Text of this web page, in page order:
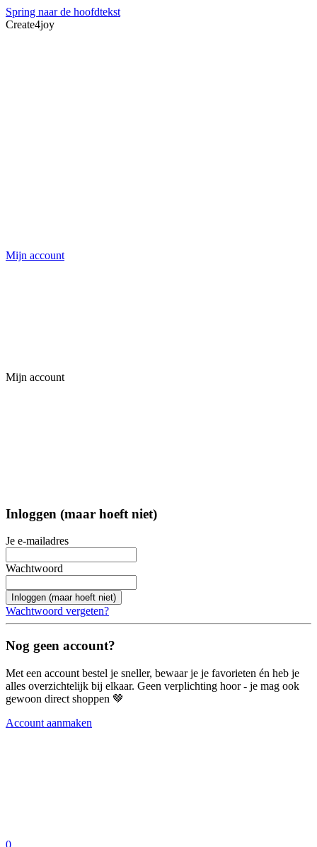
Spring naar de hoofdtekst
Create4joy
Mijn account
Mijn account
Inloggen (maar hoeft niet)
Je e-mailadres
Wachtwoord
Inloggen (maar hoeft niet)
Wachtwoord vergeten?
Nog geen account?
Met een account bestel je sneller, bewaar je je favorieten én heb je
alles overzichtelijk bij elkaar. Geen verplichting hoor - je mag ook
gewoon direct shoppen 🤎
Account aanmaken
0